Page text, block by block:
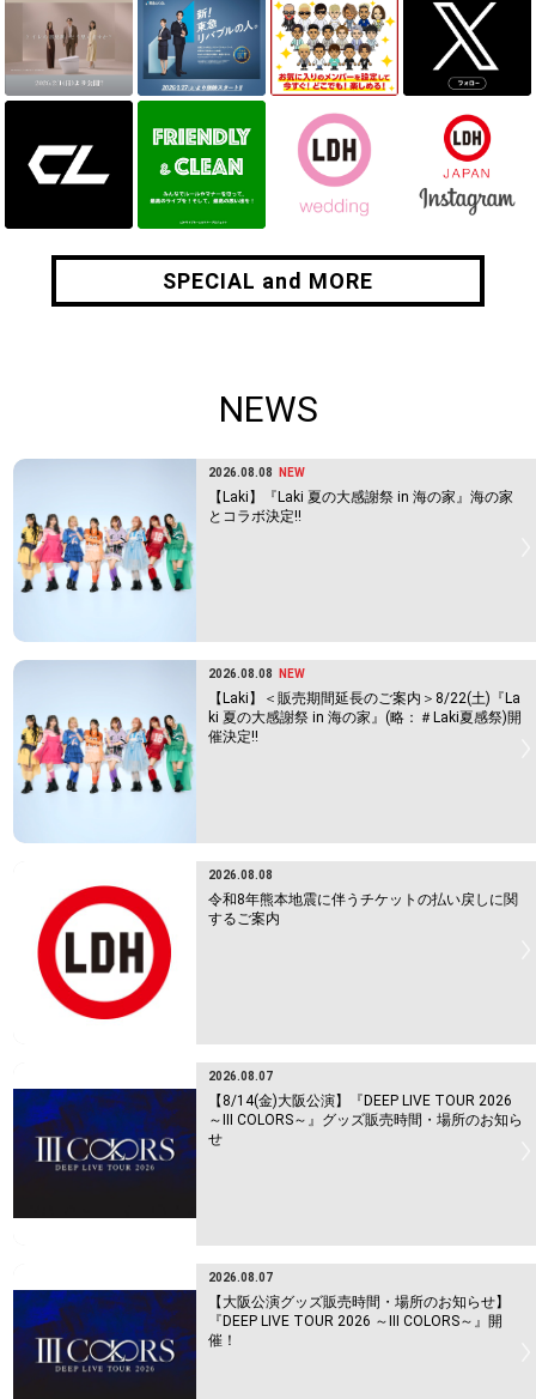
SPECIAL and MORE
SPECIAL and MORE
NEWS
2026.08.08 NEW
【Laki】『Laki 夏の大感謝祭 in 海の家』海の家
とコラボ決定!!
2026.08.08 NEW
【Laki】＜販売期間延長のご案内＞8/22(土)『La
ki 夏の大感謝祭 in 海の家』(略：＃Laki夏感祭)開
催決定!!
2026.08.08
令和8年熊本地震に伴うチケットの払い戻しに関
するご案内
2026.08.07
【8/14(金)大阪公演】『DEEP LIVE TOUR 2026
～Ⅲ COLORS～』グッズ販売時間・場所のお知ら
せ
2026.08.07
【大阪公演グッズ販売時間・場所のお知らせ】
『DEEP LIVE TOUR 2026 ～Ⅲ COLORS～』開
催！